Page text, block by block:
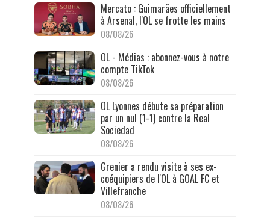
Mercato : Guimarães officiellement
à Arsenal, l'OL se frotte les mains
08/08/26
OL - Médias : abonnez-vous à notre
compte TikTok
08/08/26
OL Lyonnes débute sa préparation
par un nul (1-1) contre la Real
Sociedad
08/08/26
Grenier a rendu visite à ses ex-
coéquipiers de l'OL à GOAL FC et
Villefranche
08/08/26